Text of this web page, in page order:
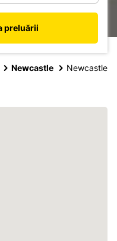
preluării
Newcastle Newcastle